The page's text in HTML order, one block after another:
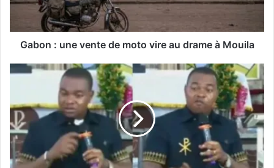
Gabon : une vente de moto vire au drame à Mouila